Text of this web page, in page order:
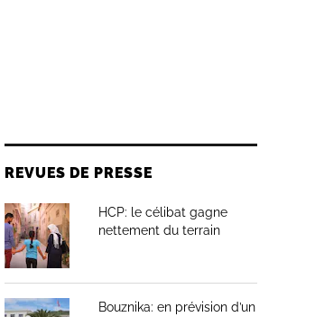
REVUES DE PRESSE
HCP: le célibat gagne
nettement du terrain
Bouznika: en prévision d’un